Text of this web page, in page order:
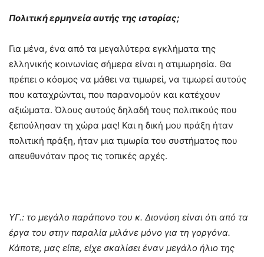
Πολιτική ερμηνεία αυτής της ιστορίας;
Για μένα, ένα από τα μεγαλύτερα εγκλήματα της
ελληνικής κοινωνίας σήμερα είναι η ατιμωρησία. Θα
πρέπει ο κόσμος να μάθει να τιμωρεί, να τιμωρεί αυτούς
που καταχρώνται, που παρανομούν και κατέχουν
αξιώματα. Όλους αυτούς δηλαδή τους πολιτικούς που
ξεπούλησαν τη χώρα μας! Και η δική μου πράξη ήταν
πολιτική πράξη, ήταν μια τιμωρία του συστήματος που
απευθυνόταν προς τις τοπικές αρχές.
ΥΓ.: το μεγάλο παράπονο του κ. Διονύση είναι ότι από τα
έργα του στην παραλία μιλάνε μόνο για τη γοργόνα.
Κάποτε, μας είπε, είχε σκαλίσει έναν μεγάλο ήλιο της